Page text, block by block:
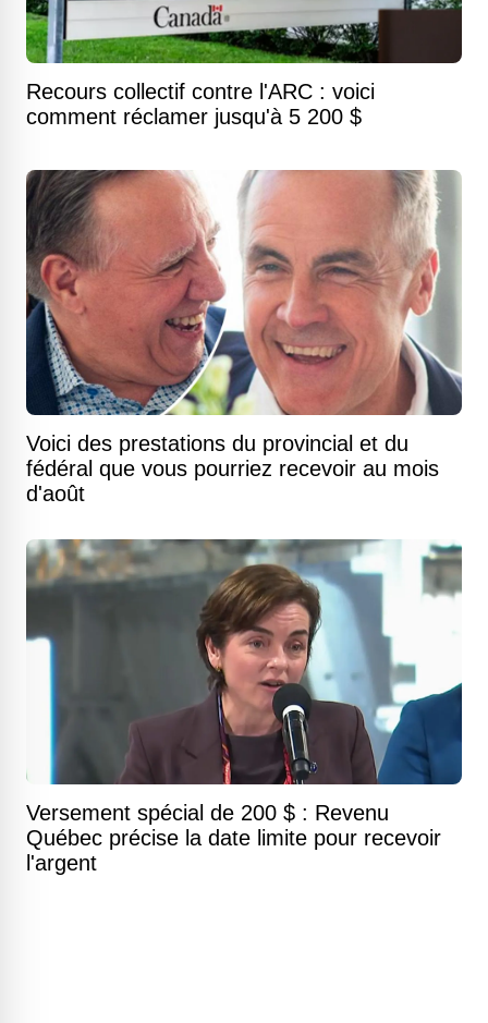
Recours collectif contre l'ARC : voici
comment réclamer jusqu'à 5 200 $
Voici des prestations du provincial et du
fédéral que vous pourriez recevoir au mois
d'août
Versement spécial de 200 $ : Revenu
Québec précise la date limite pour recevoir
l'argent